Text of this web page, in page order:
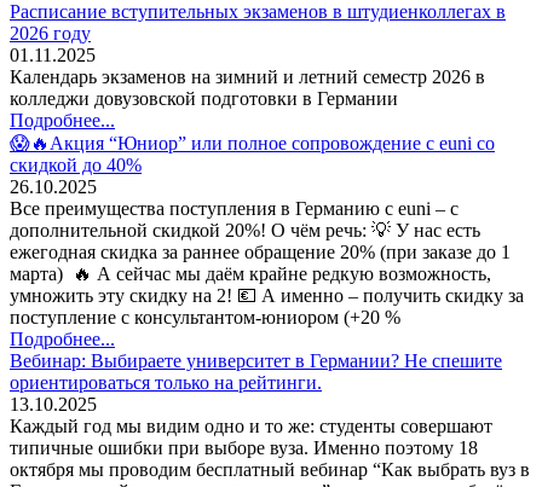
Расписание вступительных экзаменов в штудиенколлегах в
2026 году
01.11.2025
Календарь экзаменов на зимний и летний семестр 2026 в
колледжи довузовской подготовки в Германии
Подробнее...
😱🔥Акция “Юниор” или полное сопровождение с euni со
скидкой до 40%
26.10.2025
Все преимущества поступления в Германию с euni – с
дополнительной скидкой 20%! О чём речь: 💡 У нас есть
ежегодная скидка за раннее обращение 20% (при заказе до 1
марта) 🔥 А сейчас мы даём крайне редкую возможность,
умножить эту скидку на 2! 💶 А именно – получить скидку за
поступление с консультантом-юниором (+20 %
Подробнее...
Вебинар: Выбираете университет в Германии? Не спешите
ориентироваться только на рейтинги.
13.10.2025
Каждый год мы видим одно и то же: студенты совершают
типичные ошибки при выборе вуза. Именно поэтому 18
октября мы проводим бесплатный вебинар “Как выбрать вуз в